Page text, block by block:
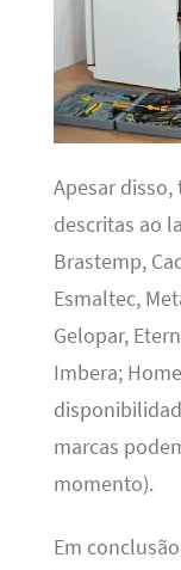
Apesar
descritas ao
Brastemp,
Esmaltec,
Gelopar,
Imbera;
marcas
momento).
Em